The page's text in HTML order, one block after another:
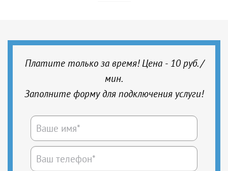
Платите только за время! Цена - 10 руб. /
мин.
Заполните форму для подключения услуги!